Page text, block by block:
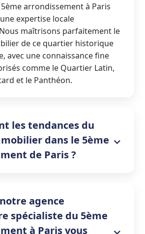
arrondissement à Paris
expertise locale
maîtrisons parfaitement le
de ce quartier historique
avec une connaissance fine
comme le Quartier Latin,
et le Panthéon.
les tendances du
dans le 5ème
de Paris ?
agence
spécialiste du 5ème
à Paris vous